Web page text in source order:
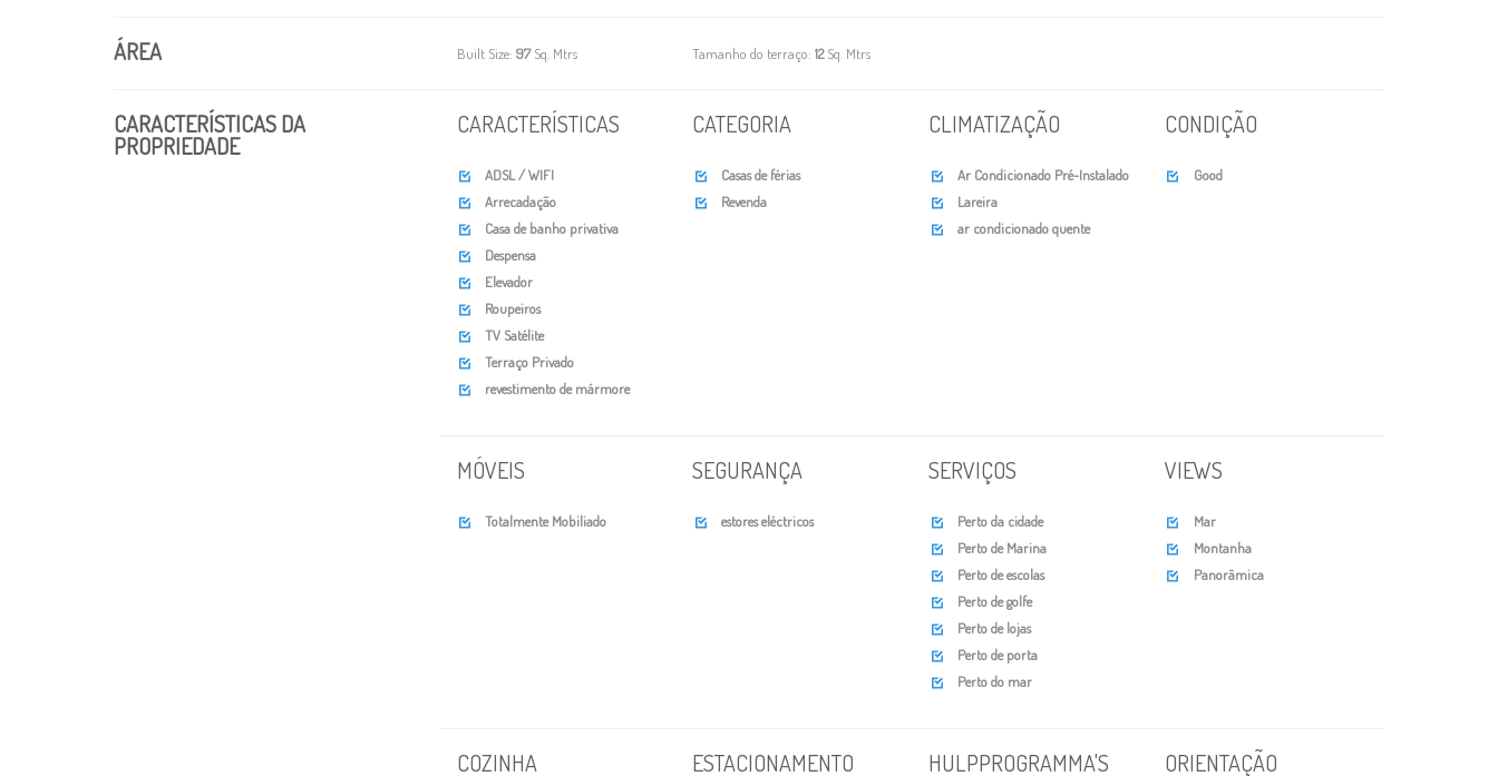
ÁREA Built Size: 97Sq. Mtrs Tamanho do terraço:12Sq. Mtrs
CARACTERÍSTICAS DA
PROPRIEDADE
CARACTERÍSTICAS
 ADSL / WIFI
 Arrecadação
 Casa de banho privativa
 Despensa
 Elevador
 Roupeiros
 TV Satélite
 Terraço Privado
 revestimento de mármore
CATEGORIA
 Casas de férias
 Revenda
CLIMATIZAÇÃO
 Ar Condicionado Pré-Instalado
 Lareira
 ar condicionado quente
CONDIÇÃO
 Good
MÓVEIS
 Totalmente Mobiliado
SEGURANÇA
 estores eléctricos
SERVIÇOS
 Perto da cidade
 Perto de Marina
 Perto de escolas
 Perto de golfe
 Perto de lojas
 Perto de porta
 Perto do mar
VIEWS
 Mar
 Montanha
 Panorâmica
COZINHA ESTACIONAMENTO HULPPROGRAMMA'S ORIENTAÇÃO